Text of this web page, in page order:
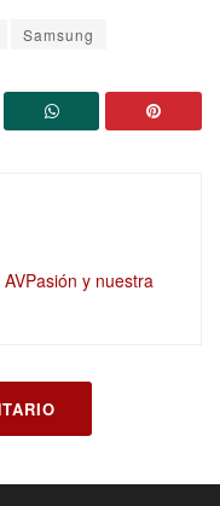
Samsung
AVPasión y nuestra